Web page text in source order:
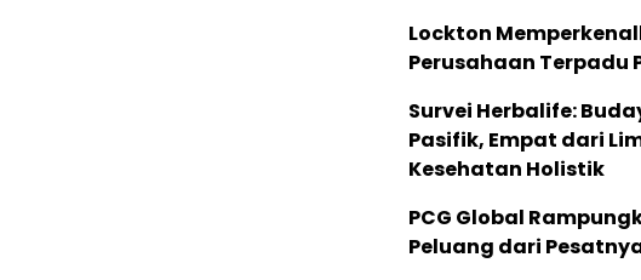
Lockton
Perusahaan Terpadu
Survei Herbalife:
Pasifik, Empat dari
Kesehatan Holistik
PCG Global
Peluang dari